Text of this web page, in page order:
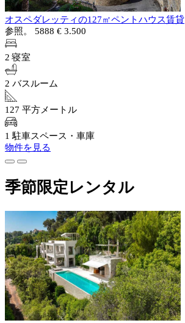
オスペダレッティの127㎡ペントハウス賃貸
参照。 5888 € 3.500
2 寝室
2 バスルーム
127 平方メートル
1 駐車スペース・車庫
物件を見る
季節限定レンタル